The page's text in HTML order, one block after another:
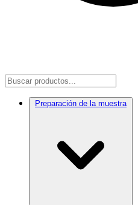
Preparación de la muestra